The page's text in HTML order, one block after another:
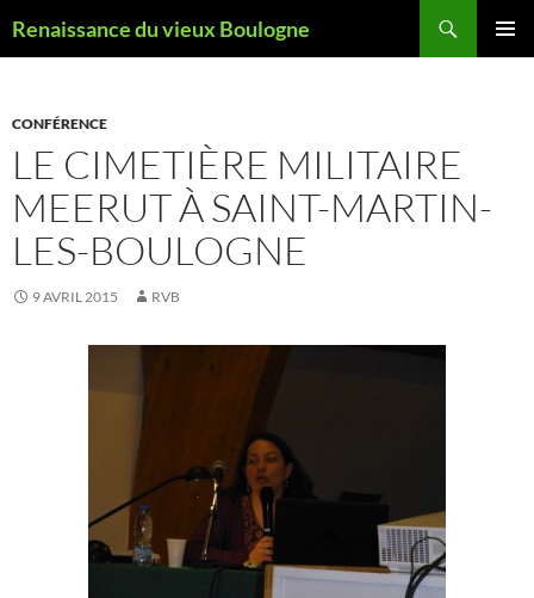
auRenaissance du vieux Boulogne
CONFÉRENCE
LE CIMETIÈRE MILITAIRE
MEERUT À SAINT-MARTIN-
LES-BOULOGNE
9 AVRIL 2015 RVB